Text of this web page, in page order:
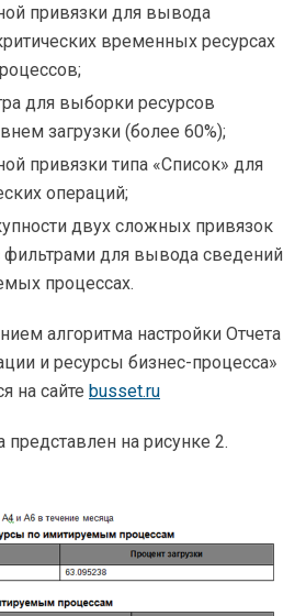
привязки для вывода
временных ресурсах
для выборки ресурсов
загрузки (более 60%);
привязки типа «Список» для
операций;
двух сложных привязок
фильтрами для вывода сведений
процессах.
алгоритма настройки Отчета
и ресурсы бизнес-процесса»
на сайте busset.ru
на рисунке 2.